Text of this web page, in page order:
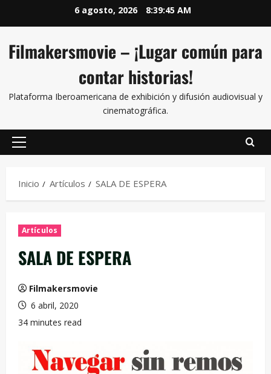
6 agosto, 2026 8:39:47 AM
Filmakersmovie – ¡Lugar común para
contar historias!
Plataforma Iberoamericana de exhibición y difusión audiovisual y
cinematográfica.
Inicio Artículos SALA DE ESPERA
Artículos
SALA DE ESPERA
Filmakersmovie
6 abril, 2020
34 minutes read